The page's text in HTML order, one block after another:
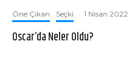
Öne Çıkan Seçki · 1 Nisan 2022
Oscar’da Neler Oldu?